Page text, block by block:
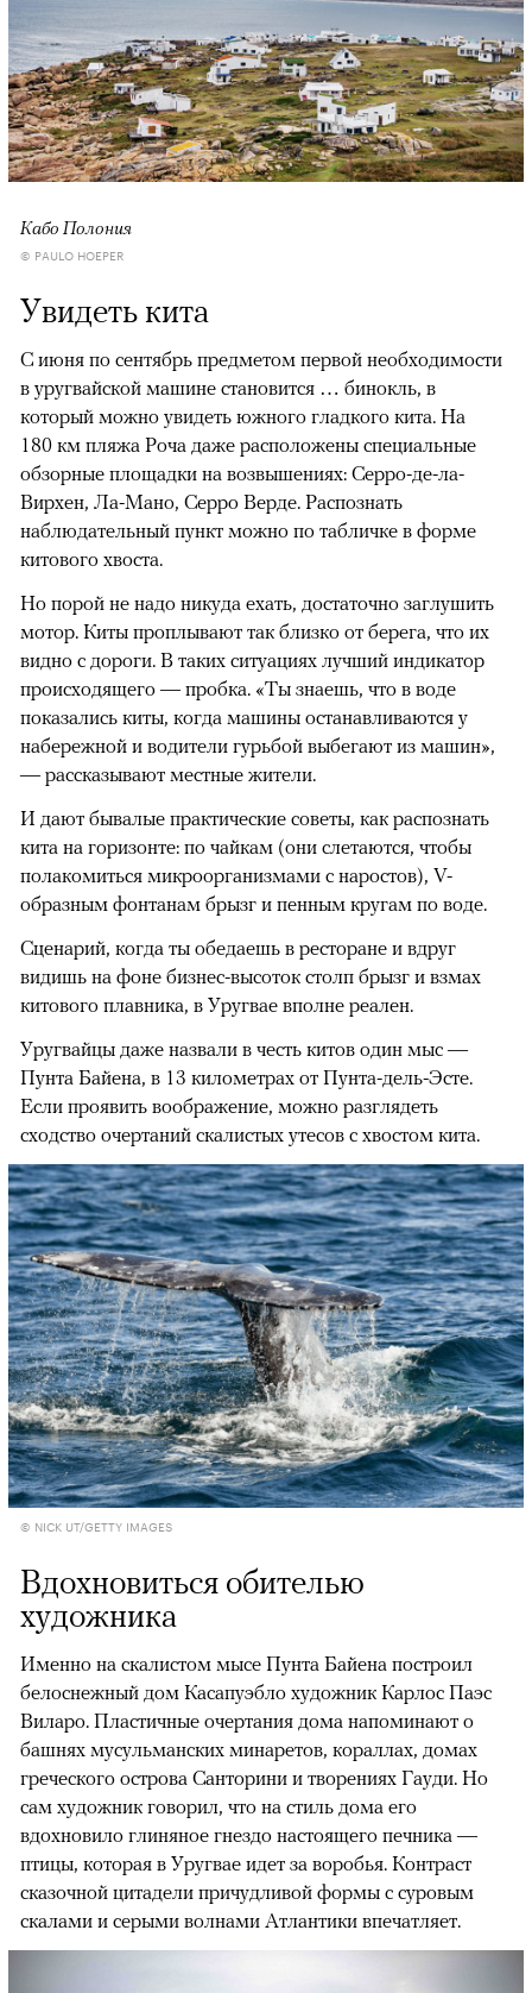
Кабо Полония
© PAULO HOEPER
Увидеть кита
С июня по сентябрь предметом первой необходимости
в уругвайской машине становится … бинокль, в
который можно увидеть южного гладкого кита. На
180 км пляжа Роча даже расположены специальные
обзорные площадки на возвышениях: Серро-де-ла-
Вирхен, Ла-Мано, Серро Верде. Распознать
наблюдательный пункт можно по табличке в форме
китового хвоста.
Но порой не надо никуда ехать, достаточно заглушить
мотор. Киты проплывают так близко от берега, что их
видно с дороги. В таких ситуациях лучший индикатор
происходящего — пробка. «Ты знаешь, что в воде
показались киты, когда машины останавливаются у
набережной и водители гурьбой выбегают из машин»,
— рассказывают местные жители.
И дают бывалые практические советы, как распознать
кита на горизонте: по чайкам (они слетаются, чтобы
полакомиться микроорганизмами с наростов), V-
образным фонтанам брызг и пенным кругам по воде.
Сценарий, когда ты обедаешь в ресторане и вдруг
видишь на фоне бизнес-высоток столп брызг и взмах
китового плавника, в Уругвае вполне реален.
Уругвайцы даже назвали в честь китов один мыс —
Пунта Байена, в 13 километрах от Пунта-дель-Эсте.
Если проявить воображение, можно разглядеть
сходство очертаний скалистых утесов с хвостом кита.
© NICK UT/GETTY IMAGES
Вдохновиться обителью
художника
Именно на скалистом мысе Пунта Байена построил
белоснежный дом Касапуэбло художник Карлос Паэс
Виларо. Пластичные очертания дома напоминают о
башнях мусульманских минаретов, кораллах, домах
греческого острова Санторини и творениях Гауди. Но
сам художник говорил, что на стиль дома его
вдохновило глиняное гнездо настоящего печника —
птицы, которая в Уругвае идет за воробья. Контраст
сказочной цитадели причудливой формы с суровым
скалами и серыми волнами Атлантики впечатляет.